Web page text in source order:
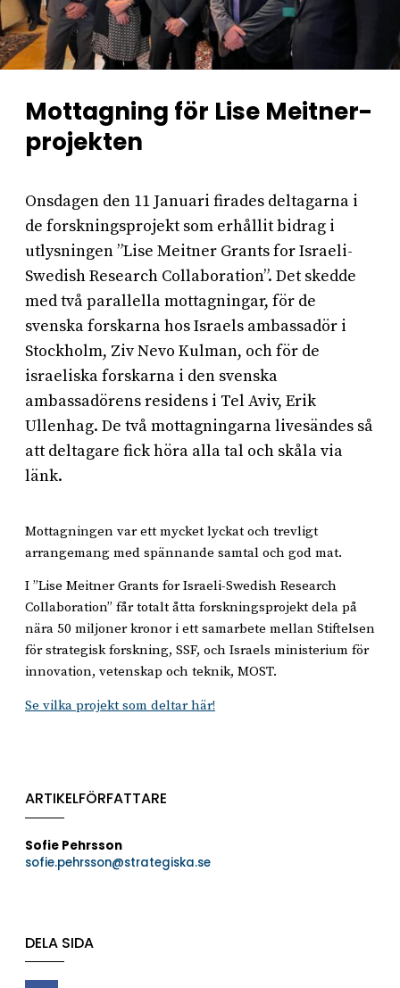
Mottagning för Lise Meitner-
projekten
Onsdagen den 11 Januari firades deltagarna i
de forskningsprojekt som erhållit bidrag i
utlysningen ”Lise Meitner Grants for Israeli-
Swedish Research Collaboration”. Det skedde
med två parallella mottagningar, för de
svenska forskarna hos Israels ambassadör i
Stockholm, Ziv Nevo Kulman, och för de
israeliska forskarna i den svenska
ambassadörens residens i Tel Aviv, Erik
Ullenhag. De två mottagningarna livesändes så
att deltagare fick höra alla tal och skåla via
länk.
Mottagningen var ett mycket lyckat och trevligt
arrangemang med spännande samtal och god mat.
I ”Lise Meitner Grants for Israeli-Swedish Research
Collaboration” får totalt åtta forskningsprojekt dela på
nära 50 miljoner kronor i ett samarbete mellan Stiftelsen
för strategisk forskning, SSF, och Israels ministerium för
innovation, vetenskap och teknik, MOST.
Se vilka projekt som deltar här!
ARTIKELFÖRFATTARE
Sofie Pehrsson
sofie.pehrsson@strategiska.se
DELA SIDA